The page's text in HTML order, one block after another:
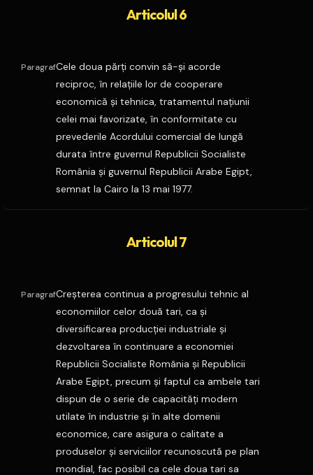
Articolul 6
ParagrafCele doua părţi convin să-şi acorde
reciproc, în relaţiile lor de cooperare
economică şi tehnica, tratamentul naţiunii
celei mai favorizate, în conformitate cu
prevederile Acordului comercial de lungă
durata între guvernul Republicii Socialiste
România şi guvernul Republicii Arabe Egipt,
semnat la Cairo la 13 mai 1977.
Articolul 7
ParagrafCreşterea continua a progresului tehnic al
economiilor celor două tari, ca şi
diversificarea producţiei industriale şi
dezvoltarea în continuare a economiei
Republicii Socialiste România şi Republicii
Arabe Egipt, precum şi faptul ca ambele tari
dispun de o serie de capacităţi modern
utilate în industrie şi în alte domenii
economice, care asigura o calitate a
produselor şi serviciilor recunoscută pe plan
mondial, fac posibil ca cele doua tari sa